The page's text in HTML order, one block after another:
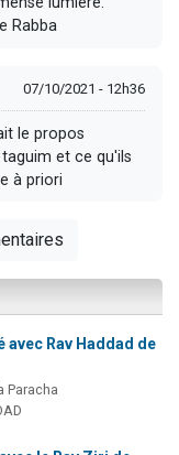
Rabba
07/10/2021 - 12h36
le propos
et ce qu'ils
à priori
avec Rav Haddad de
Paracha